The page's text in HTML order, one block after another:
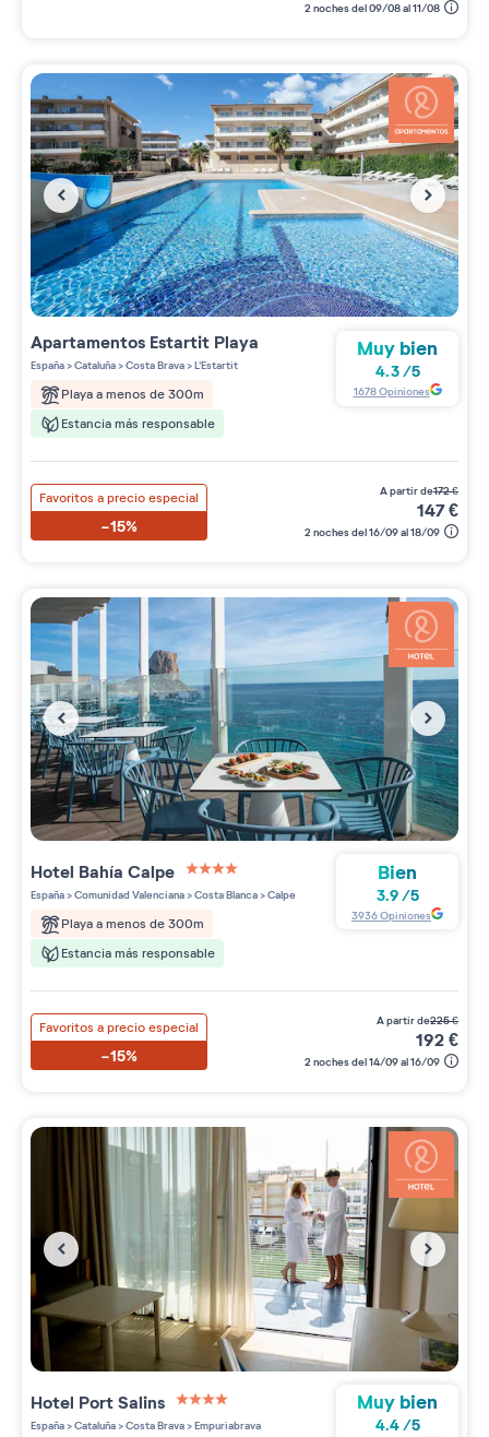
2 noches del 09/08 al 11/08
Apartamentos Estartit Playa
España>Cataluña>Costa Brava>L'Estartit
Playa a menos de 300m
Estancia más responsable
Muy bien
4.3/5
1678Opiniones
Favoritos a precio especial
-15%
a partir de172€
147€
2 noches del 16/09 al 18/09
Hotel Bahía Calpe
4 étoiles sur 5
España>Comunidad Valenciana>Costa Blanca>Calpe
Playa a menos de 300m
Estancia más responsable
Bien
3.9/5
3936Opiniones
Favoritos a precio especial
-15%
a partir de225€
192€
2 noches del 14/09 al 16/09
Hotel Port Salins
4 étoiles sur 5
España>Cataluña>Costa Brava>Empuriabrava
Muy bien
4.4/5